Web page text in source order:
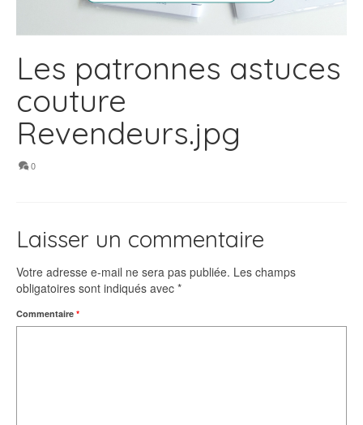
Les patronnes astuces
couture
Revendeurs.jpg
0
Laisser un commentaire
Votre adresse e-mail ne sera pas publiée. Les champs
obligatoires sont indiqués avec *
Commentaire *